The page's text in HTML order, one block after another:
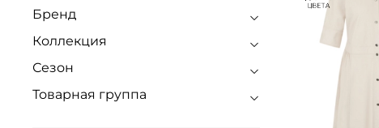
Бренд
Коллекция
Сезон
Товарная группа